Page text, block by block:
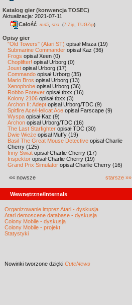
Katalog gier (konwencja TOSEC)
Aktualizacja: 2021-07-11
Całość md5 sha (7-Zip TUGZip)
Opisy gier
"Old Towers" (Atari ST) opisał Misza (19)
Submarine Commander opisał Kaz (36)
Frogs opisał Xeen (0)
Choplifter! opisał Urborg (0)
Joust opisał Urborg (17)
Commando opisał Urborg (35)
Mario Bros opisał Urborg (13)
Xenophobe opisał Urborg (36)
Robbo Forever opisał tbxx (16)
Kolony 2106 opisał tbxx (3)
Archon II: Adept opisał Urborg/TDC (9)
Spitfire Ace/Hellcat Ace opisał Farscape (9)
Wyspa opisał Kaz (9)
Archon opisał Urborg/TDC (16)
The Last Starfighter opisał TDC (30)
Dwie Wieże opisał Muffy (19)
Basil The Great Mouse Detective opisał Charlie
Cherry (125)
Inny Świat opisał Charlie Cherry (17)
Inspektor opisał Charlie Cherry (19)
Grand Prix Simulator opisał Charlie Cherry (16)
«« nowsze starsze »»
Wewnętrzne/Internals
Organizowanie imprez Atari - dyskusja
Atari demoscene database - dyskusja
Colony Mobile - dyskusja
Colony Mobile - projekt
Statystyki
Nowinki tworzone dzięki CuteNews